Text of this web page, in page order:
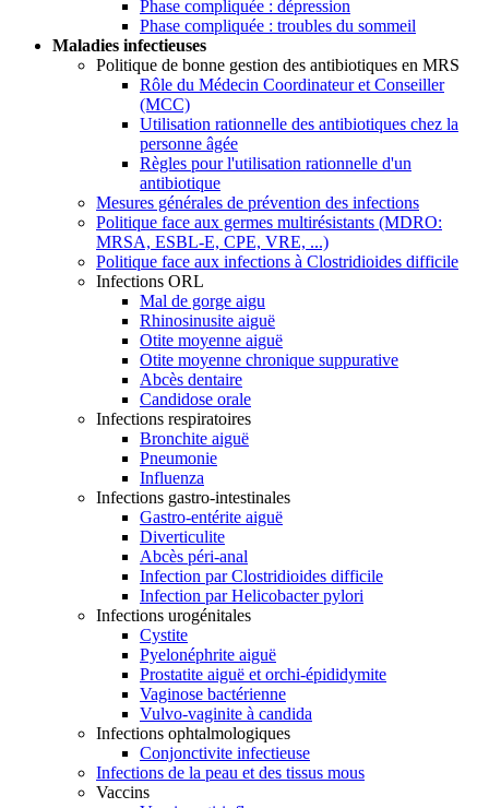
Phase compliquée : dépression
Phase compliquée : troubles du sommeil
Maladies infectieuses
Politique de bonne gestion des antibiotiques en MRS
Rôle du Médecin Coordinateur et Conseiller
(MCC)
Utilisation rationnelle des antibiotiques chez la
personne âgée
Règles pour l'utilisation rationnelle d'un
antibiotique
Mesures générales de prévention des infections
Politique face aux germes multirésistants (MDRO:
MRSA, ESBL-E, CPE, VRE, ...)
Politique face aux infections à Clostridioides difficile
Infections ORL
Mal de gorge aigu
Rhinosinusite aiguë
Otite moyenne aiguë
Otite moyenne chronique suppurative
Abcès dentaire
Candidose orale
Infections respiratoires
Bronchite aiguë
Pneumonie
Influenza
Infections gastro-intestinales
Gastro-entérite aiguë
Diverticulite
Abcès péri-anal
Infection par Clostridioides difficile
Infection par Helicobacter pylori
Infections urogénitales
Cystite
Pyelonéphrite aiguë
Prostatite aiguë et orchi-épididymite
Vaginose bactérienne
Vulvo-vaginite à candida
Infections ophtalmologiques
Conjonctivite infectieuse
Infections de la peau et des tissus mous
Vaccins